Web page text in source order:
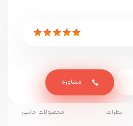
مشاوره
نظرات محصولات جانبی